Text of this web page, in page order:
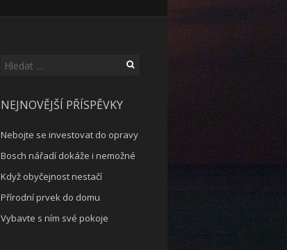
Vyhledávání
NEJNOVĚJŠÍ PŘÍSPĚVKY
Nebojte se investovat do opravy
Bosch nářadí dokáže i nemožné
Když obyčejnost nestačí
Přírodní prvek do domu
Vybavte s ním své pokoje